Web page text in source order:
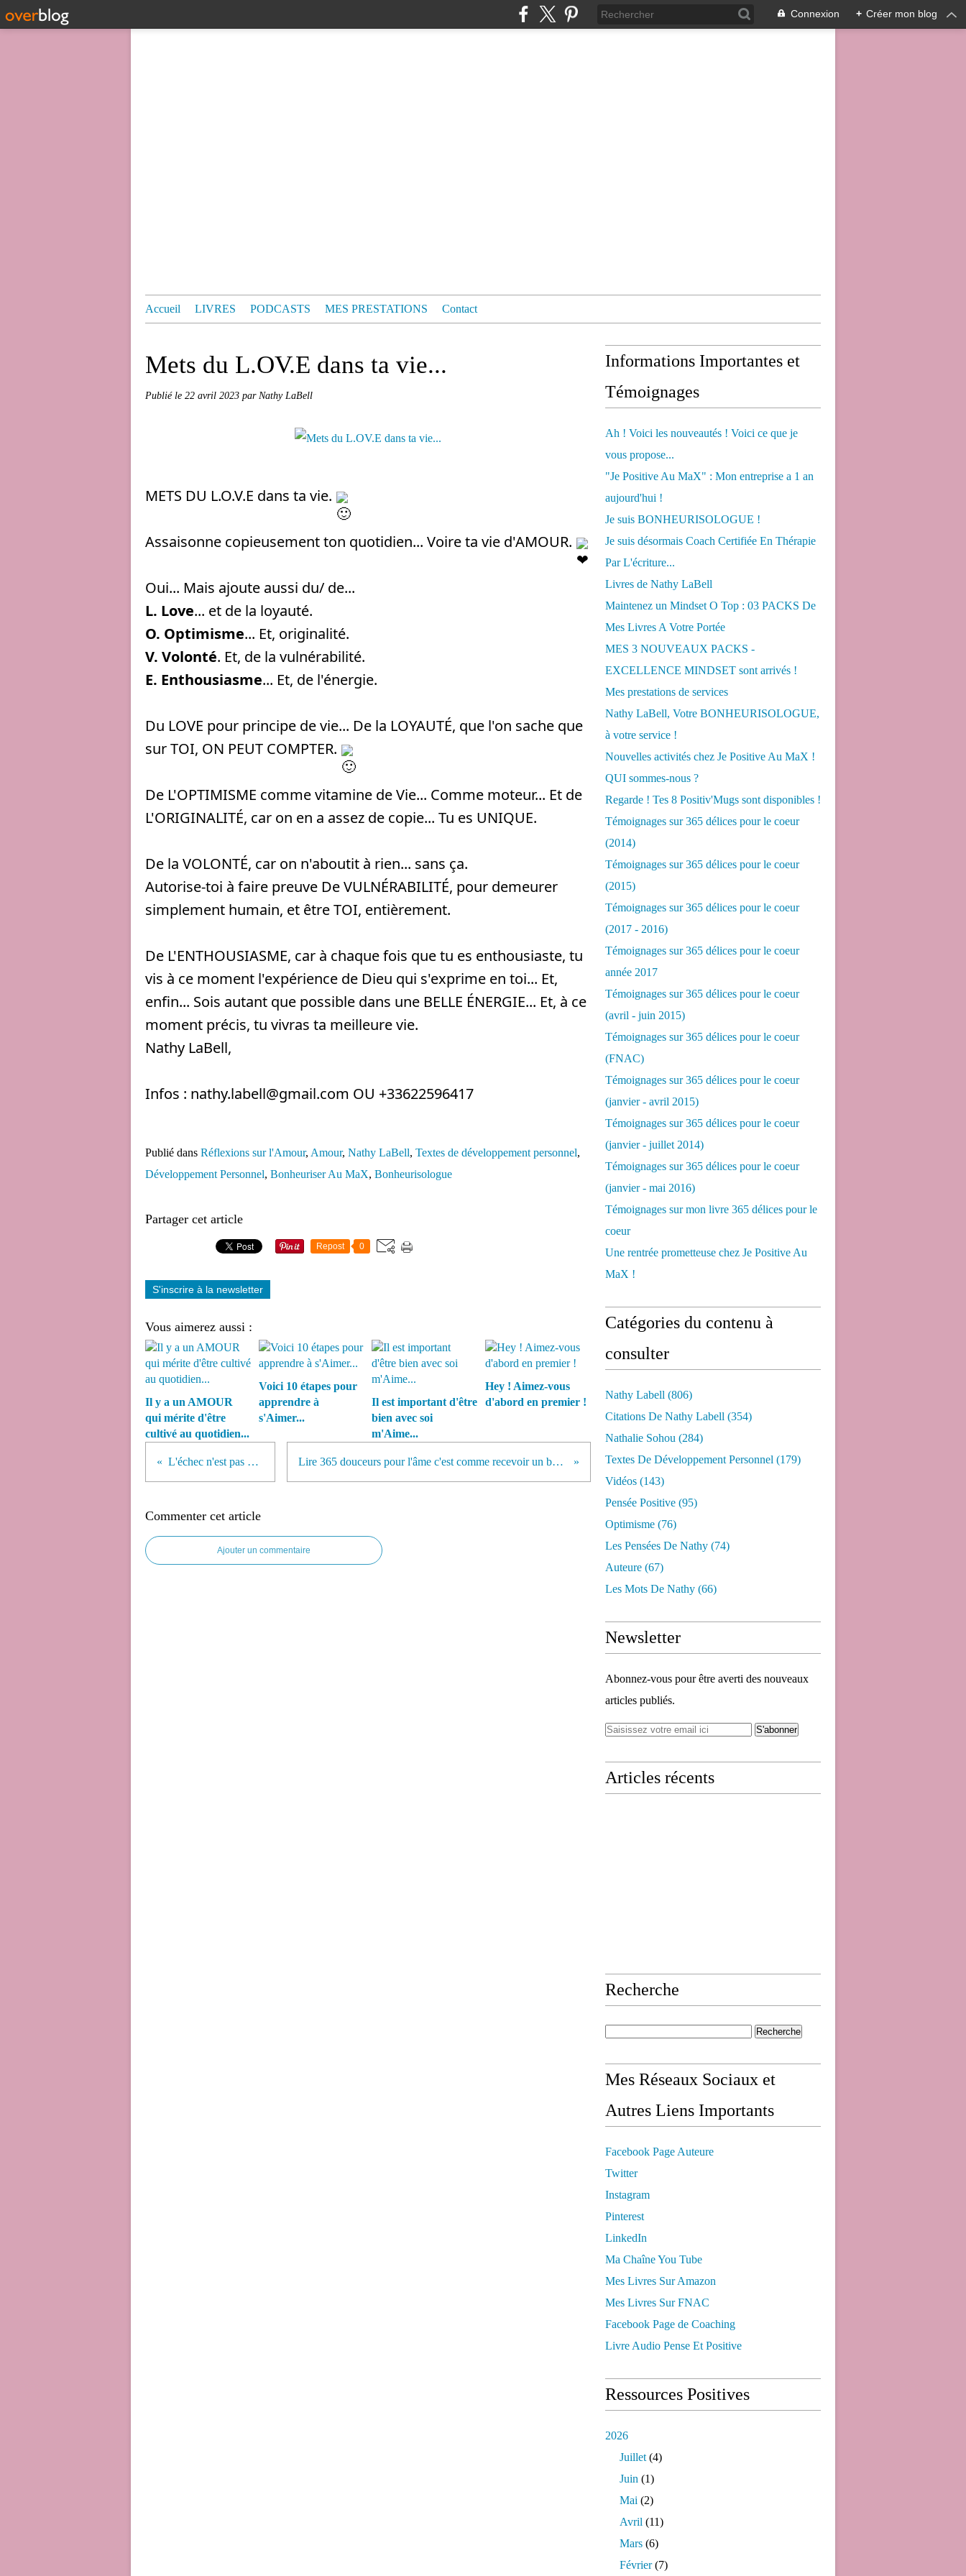
Connexion + Créer mon blog
Accueil LIVRES PODCASTS MES PRESTATIONS Contact
Mets du L.OV.E dans ta vie...
Publié le 22 avril 2023 par Nathy LaBell
METS DU L.O.V.E dans ta vie.
Assaisonne copieusement ton quotidien... Voire ta vie d'AMOUR.
Oui... Mais ajoute aussi du/ de...
L. Love... et de la loyauté.
O. Optimisme... Et, originalité.
V. Volonté. Et, de la vulnérabilité.
E. Enthousiasme... Et, de l'énergie.
Du LOVE pour principe de vie... De la LOYAUTÉ, que l'on sache que
sur TOI, ON PEUT COMPTER.
De L'OPTIMISME comme vitamine de Vie... Comme moteur... Et de
L'ORIGINALITÉ, car on en a assez de copie... Tu es UNIQUE.
De la VOLONTÉ, car on n'aboutit à rien... sans ça.
Autorise-toi à faire preuve De VULNÉRABILITÉ, pour demeurer
simplement humain, et être TOI, entièrement.
De L'ENTHOUSIASME, car à chaque fois que tu es enthousiaste, tu
vis à ce moment l'expérience de Dieu qui s'exprime en toi... Et,
enfin... Sois autant que possible dans une BELLE ÉNERGIE... Et, à ce
moment précis, tu vivras ta meilleure vie.
Nathy LaBell,
Infos : nathy.labell@gmail.com OU +33622596417
Publié dans Réflexions sur l'Amour, Amour, Nathy LaBell, Textes de développement personnel,
Développement Personnel, Bonheuriser Au MaX, Bonheurisologue
Partager cet article
Repost 0
S'inscrire à la newsletter
Vous aimerez aussi :
Il y a un AMOUR
qui mérite d'être
cultivé au quotidien...
Voici 10 étapes pour
apprendre à
s'Aimer...
Il est important d'être
bien avec soi
m'Aime...
Hey ! Aimez-vous
d'abord en premier !
L'échec n'est pas une annulation ! Lire 365 douceurs pour l'âme c'est comme recevoir un bouquet de roses rouges durant un an
Commenter cet article
Ajouter un commentaire
Informations Importantes et
Témoignages
Ah ! Voici les nouveautés ! Voici ce que je
vous propose...
"Je Positive Au MaX" : Mon entreprise a 1 an
aujourd'hui !
Je suis BONHEURISOLOGUE !
Je suis désormais Coach Certifiée En Thérapie
Par L'écriture...
Livres de Nathy LaBell
Maintenez un Mindset O Top : 03 PACKS De
Mes Livres A Votre Portée
MES 3 NOUVEAUX PACKS -
EXCELLENCE MINDSET sont arrivés !
Mes prestations de services
Nathy LaBell, Votre BONHEURISOLOGUE,
à votre service !
Nouvelles activités chez Je Positive Au MaX !
QUI sommes-nous ?
Regarde ! Tes 8 Positiv'Mugs sont disponibles !
Témoignages sur 365 délices pour le coeur
(2014)
Témoignages sur 365 délices pour le coeur
(2015)
Témoignages sur 365 délices pour le coeur
(2017 - 2016)
Témoignages sur 365 délices pour le coeur
année 2017
Témoignages sur 365 délices pour le coeur
(avril - juin 2015)
Témoignages sur 365 délices pour le coeur
(FNAC)
Témoignages sur 365 délices pour le coeur
(janvier - avril 2015)
Témoignages sur 365 délices pour le coeur
(janvier - juillet 2014)
Témoignages sur 365 délices pour le coeur
(janvier - mai 2016)
Témoignages sur mon livre 365 délices pour le
coeur
Une rentrée prometteuse chez Je Positive Au
MaX !
Catégories du contenu à
consulter
Nathy Labell (806)
Citations De Nathy Labell (354)
Nathalie Sohou (284)
Textes De Développement Personnel (179)
Vidéos (143)
Pensée Positive (95)
Optimisme (76)
Les Pensées De Nathy (74)
Auteure (67)
Les Mots De Nathy (66)
Newsletter
Abonnez-vous pour être averti des nouveaux
articles publiés.
Articles récents
Recherche
Mes Réseaux Sociaux et
Autres Liens Importants
Facebook Page Auteure
Twitter
Instagram
Pinterest
LinkedIn
Ma Chaîne You Tube
Mes Livres Sur Amazon
Mes Livres Sur FNAC
Facebook Page de Coaching
Livre Audio Pense Et Positive
Ressources Positives
2026
Juillet (4)
Juin (1)
Mai (2)
Avril (11)
Mars (6)
Février(7)